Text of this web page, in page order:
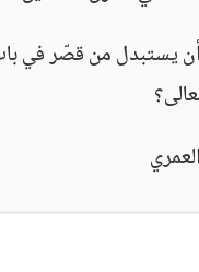
أن يستبدل من قصّر في